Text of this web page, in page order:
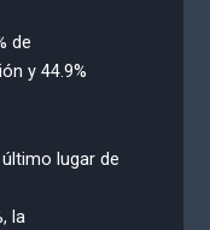
de
y 44.9%
lugar de
la